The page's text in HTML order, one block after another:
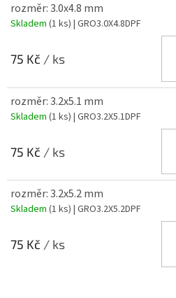
rozměr: 3.0x4.8 mm
Skladem (1 ks) | GRO3.0X4.8DPF
75 Kč / ks
rozměr: 3.2x5.1 mm
Skladem (1 ks) | GRO3.2X5.1DPF
75 Kč / ks
rozměr: 3.2x5.2 mm
Skladem (1 ks) | GRO3.2X5.2DPF
75 Kč / ks